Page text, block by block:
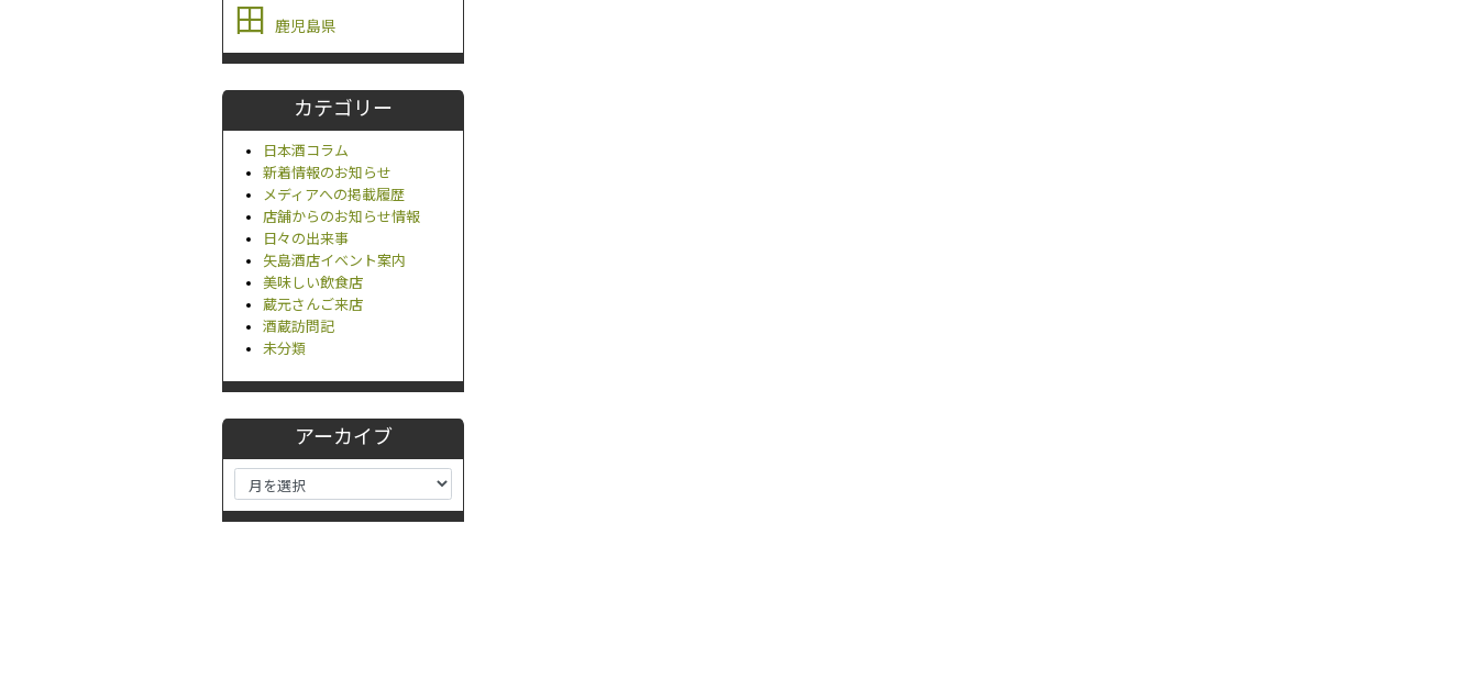
田
鹿児島県
カテゴリー
日本酒コラム
新着情報のお知らせ
メディアへの掲載履歴
店舗からのお知らせ情報
日々の出来事
矢島酒店イベント案内
美味しい飲食店
蔵元さんご来店
酒蔵訪問記
未分類
アーカイブ